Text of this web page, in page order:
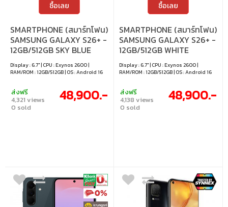
ซื้อเลย
SMARTPHONE (สมาร์ทโฟน)
SAMSUNG GALAXY S26+ -
12GB/512GB SKY BLUE
Display : 6.7" | CPU : Exynos 2600 |
RAM/ROM : 12GB/512GB | OS : Android 16
ส่งฟรี
4,321 views
0 sold
48,900.-
ซื้อเลย
SMARTPHONE (สมาร์ทโฟน)
SAMSUNG GALAXY S26+ -
12GB/512GB WHITE
Display : 6.7" | CPU : Exynos 2600 |
RAM/ROM : 12GB/512GB | OS : Android 16
ส่งฟรี
4,138 views
0 sold
48,900.-